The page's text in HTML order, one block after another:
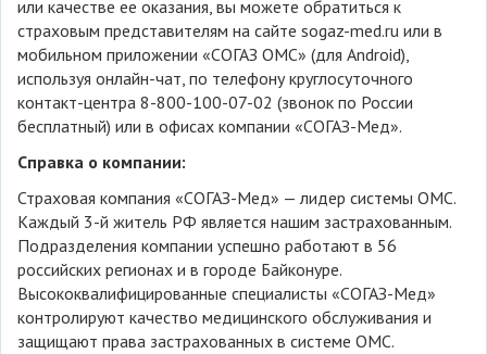
или качестве ее оказания, вы можете обратиться к
страховым представителям на сайте sogaz-med.ru или в
мобильном приложении «СОГАЗ ОМС» (для Android),
используя онлайн-чат, по телефону круглосуточного
контакт-центра 8-800-100-07-02 (звонок по России
бесплатный) или в офисах компании «СОГАЗ-Мед».
Справка о компании:
Страховая компания «СОГАЗ-Мед» — лидер системы ОМС.
Каждый 3-й житель РФ является нашим застрахованным.
Подразделения компании успешно работают в 56
российских регионах и в городе Байконуре.
Высококвалифицированные специалисты «СОГАЗ-Мед»
контролируют качество медицинского обслуживания и
защищают права застрахованных в системе ОМС.